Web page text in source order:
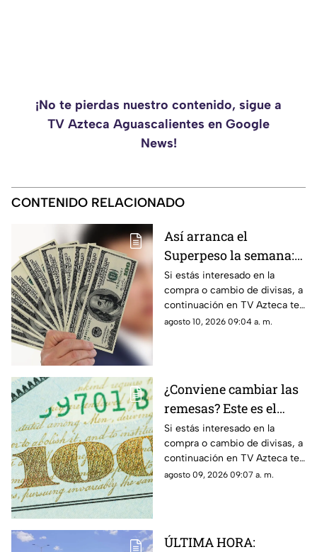
¡No te pierdas nuestro contenido, sigue a
TV Azteca Aguascalientes en Google
News!
CONTENIDO RELACIONADO
Así arranca el
Superpeso la semana:
Este es el precio del
dólar hoy lunes 10 de
agosto en Zacatecas
Si estás interesado en la
compra o cambio de divisas, a
continuación en TV Azteca te
informamos cuál es el precio
agosto 10, 2026 09:04 a. m.
¿Conviene cambiar las
remesas? Este es el
precio del dólar hoy
domingo 9 de agosto en
Zacatecas
Si estás interesado en la
compra o cambio de divisas, a
continuación en TV Azteca te
informamos cuál es el precio
agosto 09, 2026 09:07 a. m.
ÚLTIMA HORA: